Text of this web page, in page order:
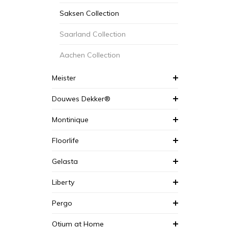
Saksen Collection
Saarland Collection
Aachen Collection
Meister
Douwes Dekker®
Montinique
Floorlife
Gelasta
Liberty
Pergo
Otium at Home